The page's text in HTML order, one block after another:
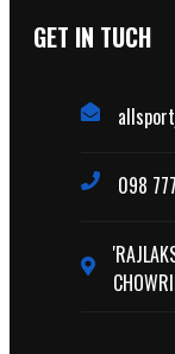
GET IN TUCH
098